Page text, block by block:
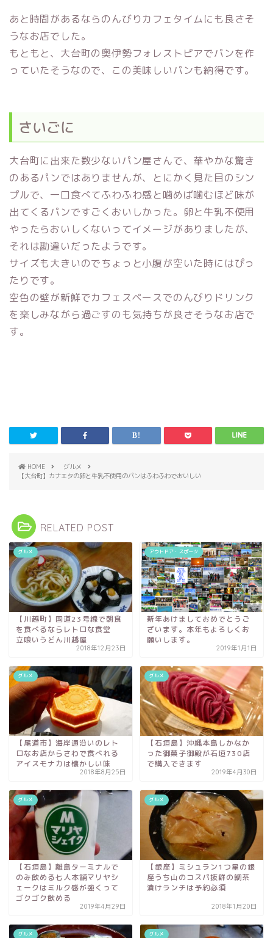
あと時間があるならのんびりカフェタイムにも良さそ
うなお店でした。
もともと、大台町の奥伊勢フォレストピアでパンを作
っていたそうなので、この美味しいパンも納得です。
さいごに
大台町に出来た数少ないパン屋さんで、華やかな驚き
のあるパンではありませんが、とにかく見た目のシン
プルで、一口食べてふわふわ感と噛めば噛むほど味が
出てくるパンですごくおいしかった。卵と牛乳不使用
やったらおいしくないってイメージがありましたが、
それは勘違いだったようです。
サイズも大きいのでちょっと小腹が空いた時にはぴっ
たりです。
空色の壁が新鮮でカフェスペースでのんびりドリンク
を楽しみながら過ごすのも気持ちが良さそうなお店で
す。
HOME
グルメ
【大台町】カナエタの卵と牛乳不使用のパンはふわふわでおいしい
RELATED POST
グルメ
【川越町】国道23号線で朝食
を食べるならレトロな食堂
立喰いうどん川越屋
2018年12月23日
アウトドア・スポーツ
新年あけましておめでとうご
ざいます。本年もよろしくお
願いします。
2019年1月1日
グルメ
【尾道市】海岸通沿いのレト
ロなお店からさわで食べれる
アイスモナカは懐かしい味
2018年8月25日
グルメ
【石垣島】沖縄本島しかなか
った御菓子御殿が石垣730店
で購入できます
2019年4月30日
グルメ
【石垣島】離島ターミナルで
のみ飲める七人本舗マリヤシ
ェークはミルク感が強くって
ゴクゴク飲める
2019年4月29日
グルメ
【銀座】ミシュラン1つ星の銀
座うち山のコスパ抜群の鯛茶
漬けランチは予約必須
2018年1月20日
グルメ グルメ